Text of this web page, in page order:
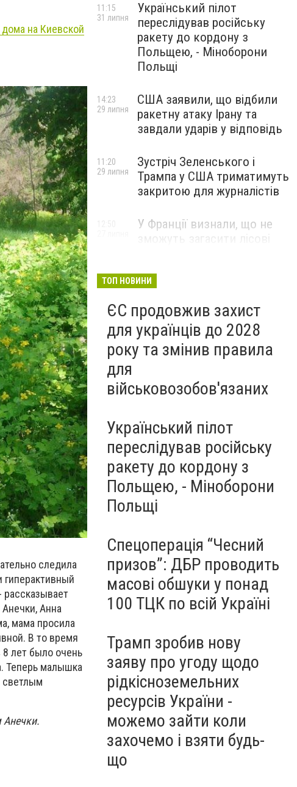
дома на Киевской
следила
гиперактивный
рассказывает
Анна
мама просила
В то время
8 лет было очень
Теперь малышка
светлым
Анечки.
Український пілот
переслідував російську
ракету до кордону з
Польщею, - Міноборони
Польщі
11:15
31 липня
США заявили, що відбили
ракетну атаку Ірану та
завдали ударів у відповідь
14:23
29 липня
Зустріч Зеленського і
Трампа у США триматимуть
закритою для журналістів
11:20
29 липня
У Франції визнали, що не
ТОП НОВИНИ
ЄС продовжив захист
для українців до 2028
року та змінив правила
для
військовозобов'язаних
Український пілот
переслідував російську
ракету до кордону з
Польщею, - Міноборони
Польщі
Спецоперація “Чесний
призов”: ДБР проводить
масові обшуки у понад
100 ТЦК по всій Україні
Трамп зробив нову
заяву про угоду щодо
рідкісноземельних
ресурсів України -
можемо зайти коли
захочемо і взяти будь-
що